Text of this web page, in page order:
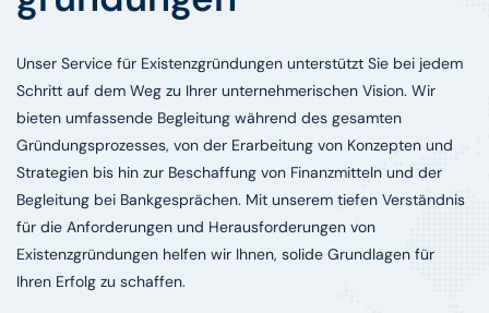
Unser Service für Existenzgründungen unterstützt Sie bei jedem
Schritt auf dem Weg zu Ihrer unternehmerischen Vision. Wir
bieten umfassende Begleitung während des gesamten
Gründungsprozesses, von der Erarbeitung von Konzepten und
Strategien bis hin zur Beschaffung von Finanzmitteln und der
Begleitung bei Bankgesprächen. Mit unserem tiefen Verständnis
für die Anforderungen und Herausforderungen von
Existenzgründungen helfen wir Ihnen, solide Grundlagen für
Ihren Erfolg zu schaffen.